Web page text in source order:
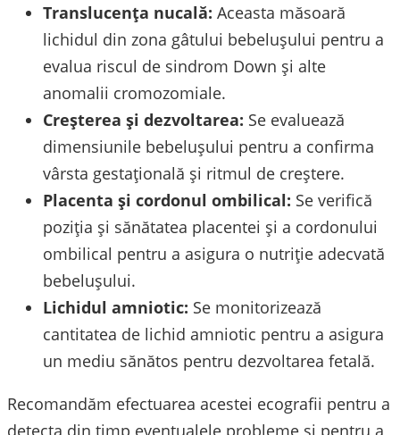
Translucența nucală: Aceasta măsoară
lichidul din zona gâtului bebelușului pentru a
evalua riscul de sindrom Down și alte
anomalii cromozomiale.
Creșterea și dezvoltarea: Se evaluează
dimensiunile bebelușului pentru a confirma
vârsta gestațională și ritmul de creștere.
Placenta și cordonul ombilical: Se verifică
poziția și sănătatea placentei și a cordonului
ombilical pentru a asigura o nutriție adecvată
bebelușului.
Lichidul amniotic: Se monitorizează
cantitatea de lichid amniotic pentru a asigura
un mediu sănătos pentru dezvoltarea fetală.
Recomandăm efectuarea acestei ecografii pentru a
detecta din timp eventualele probleme și pentru a